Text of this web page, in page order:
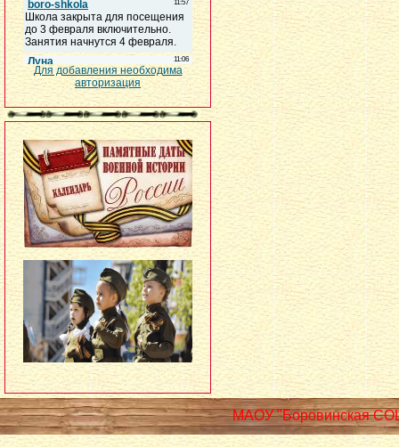
Для добавления необходима
авторизация
МАОУ "Боровинская